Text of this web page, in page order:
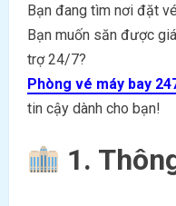
Bạn đang tìm nơi đặt
Bạn muốn săn được
trợ 24/7?
Phòng vé máy bay
tin cậy dành cho bạn!
1.